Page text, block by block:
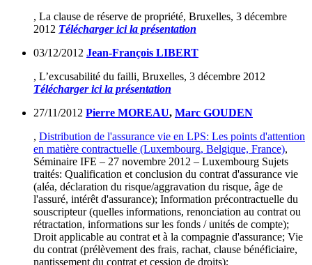
, La clause de réserve de propriété, Bruxelles, 3 décembre
2012 Télécharger ici la présentation
03/12/2012 Jean-François LIBERT
, L’excusabilité du failli, Bruxelles, 3 décembre 2012
Télécharger ici la présentation
27/11/2012 Pierre MOREAU, Marc GOUDEN
, Distribution de l'assurance vie en LPS: Les points d'attention
en matière contractuelle (Luxembourg, Belgique, France),
Séminaire IFE – 27 novembre 2012 – Luxembourg Sujets
traités: Qualification et conclusion du contrat d'assurance vie
(aléa, déclaration du risque/aggravation du risque, âge de
l'assuré, intérêt d'assurance); Information précontractuelle du
souscripteur (quelles informations, renonciation au contrat ou
rétractation, informations sur les fonds / unités de compte);
Droit applicable au contrat et à la compagnie d'assurance; Vie
du contrat (prélèvement des frais, rachat, clause bénéficiaire,
nantissement du contrat et cession de droits);